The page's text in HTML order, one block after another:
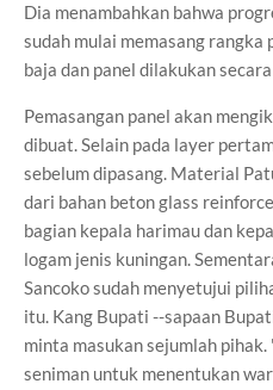
Dia menambahkan bahwa
sudah mulai memasang rangka
baja dan panel dilakukan
Pemasangan panel akan
dibuat. Selain pada layer
sebelum dipasang. Material
dari bahan beton glass
bagian kepala harimau dan
logam jenis kuningan.
Sancoko sudah menyetujui
itu. Kang Bupati --sapaan
minta masukan sejumlah
seniman untuk menentukan